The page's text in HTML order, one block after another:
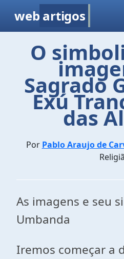
web artigos
O
Sagrado
Exú
das
Por Pablo Araujo de
As imagens e seu
Umbanda
Iremos começar a